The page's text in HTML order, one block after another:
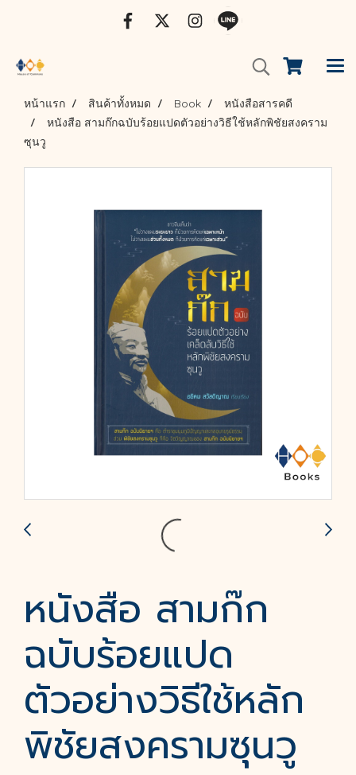
หน้าแรก สินค้าทั้งหมด Book
หนังสือสารคดี
หนังสือ สามก๊กฉบับร้อยแปดตัวอย่างวิธีใช้หลักพิชัยสงคราม
ซุนวู
หนังสือ สามก๊ก
ฉบับร้อยแปด
ตัวอย่างวิธีใช้หลัก
พิชัยสงครามซุนวู